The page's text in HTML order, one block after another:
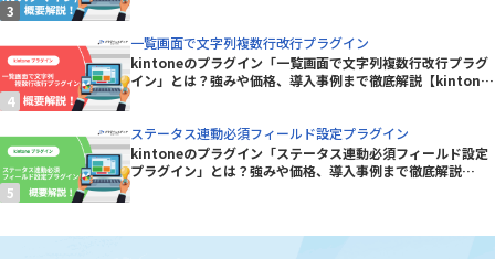
一覧画面で文字列複数行改行プラグイン
kintoneのプラグイン「一覧画面で文字列複数行改行プラグ
イン」とは？強みや価格、導入事例まで徹底解説【kintone
ステータス連動必須フィールド設定プラグイン
kintoneのプラグイン「ステータス連動必須フィールド設定
プラグイン」とは？強みや価格、導入事例まで徹底解説